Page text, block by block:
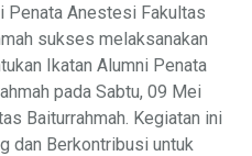
Penata Anestesi Fakultas
sukses melaksanakan
Ikatan Alumni Penata
pada Sabtu, 09 Mei
Baiturrahmah. Kegiatan ini
dan Berkontribusi untuk